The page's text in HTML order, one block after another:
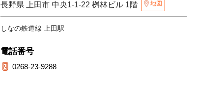
長野県 上田市 中央1-1-22 桝林ビル 1階 地図
しなの鉄道線 上田駅
電話番号
0268-23-9288